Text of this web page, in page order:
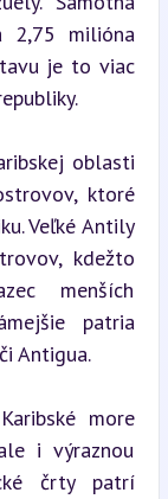
2,75 milióna
je to viac
oblasti
ktoré
Veľké Antily
kdežto
menších
patria
Antigua.
more
i výraznou
črty patrí